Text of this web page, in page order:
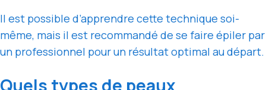
Il est possible d’apprendre cette technique soi-
même, mais il est recommandé de se faire épiler par
un professionnel pour un résultat optimal au départ.
Quels types de peaux